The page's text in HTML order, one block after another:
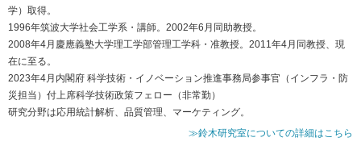
学）取得。
1996年筑波大学社会工学系・講師。2002年6月同助教授。
2008年4月慶應義塾大学理工学部管理工学科・准教授。2011年4月同教授、現
在に至る。
2023年4月内閣府 科学技術・イノベーション推進事務局参事官（インフラ・防
災担当）付上席科学技術政策フェロー（非常勤）
研究分野は応用統計解析、品質管理、マーケティング。
≫鈴木研究室についての詳細はこちら